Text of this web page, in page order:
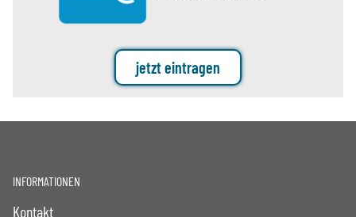
jetzt eintragen
INFORMATIONEN
Kontakt